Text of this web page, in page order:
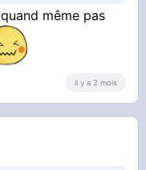
même pas
il y a 2 mois